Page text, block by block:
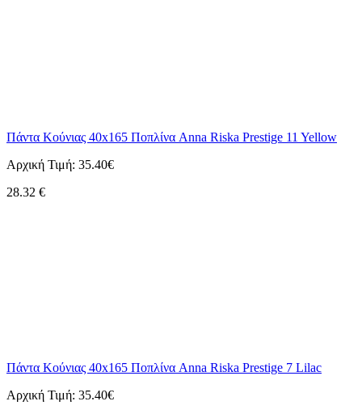
Πάντα Κούνιας 40x165 Ποπλίνα Anna Riska Prestige 11 Yellow
Αρχική Τιμή: 35.40€
28.32 €
Πάντα Κούνιας 40x165 Ποπλίνα Anna Riska Prestige 7 Lilac
Αρχική Τιμή: 35.40€